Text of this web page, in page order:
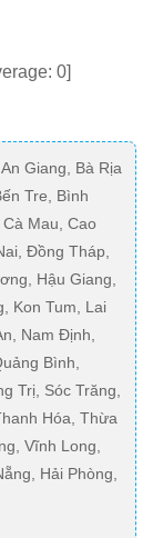
0]
An Giang, Bà Rịa
Tre, Bình
Mau, Cao
Đồng Tháp,
Hậu Giang,
Kon Tum, Lai
Nam Định,
Bình,
Trị, Sóc Trăng,
Hóa, Thừa
Vĩnh Long,
Hải Phòng,